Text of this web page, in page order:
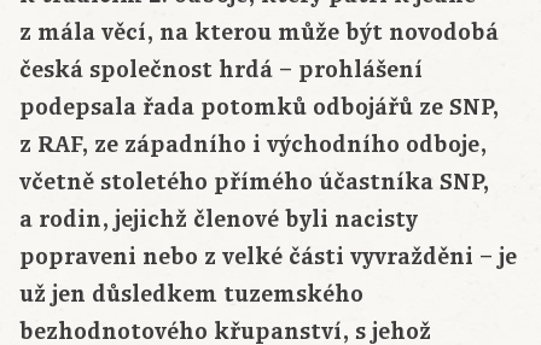
z mála věcí, na kterou může být novodobá
česká společnost hrdá – prohlášení
podepsala řada potomků odbojářů ze SNP,
z RAF, ze západního i východního odboje,
včetně stoletého přímého účastníka SNP,
a rodin, jejichž členové byli nacisty
popraveni nebo z velké části vyvražděni – je
už jen důsledkem tuzemského
bezhodnotového křupanství, s jehož